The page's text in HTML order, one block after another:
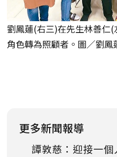
劉鳳蓮(右三)在先生林善仁
角色轉為照顧者。圖／劉鳳
更多新聞報導
譚敦慈：迎接一